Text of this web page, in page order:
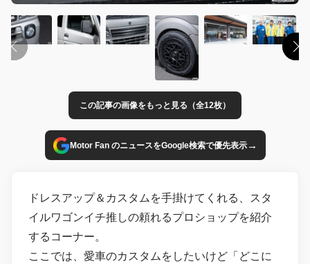
この記事の画像をもっと見る（全12枚）
Motor Fan のニュースをGoogle検索で優先表示→
ドレスアップ＆カスタムを手掛けてくれる、スタ
イルワゴンイチ推しの頼れるプロショップを紹介
するコーナー。
ここでは、愛車のカスタムをしたいけど「どこに